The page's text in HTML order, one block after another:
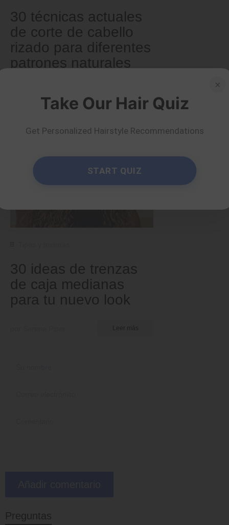
30 técnicas actuales
de corte de cabello
rizado para diferentes
patrones naturales
30 ideas de trenzas
de caja medianas
para tu nuevo look
Preguntas
×
Take Our Hair Quiz
Get Personalized Hairstyle Recommendations
START QUIZ